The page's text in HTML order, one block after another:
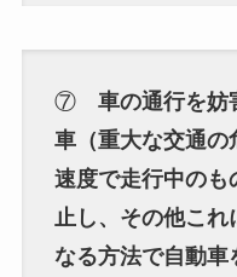
⑦ 車の通行を妨
車（重大な交通の
速度で走行中のも
止し、その他こ
なる方法で自動車